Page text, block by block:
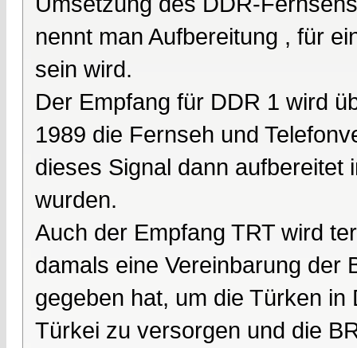
nennt man Aufbereitung , für
sein wird.
Der Empfang für DDR 1 wird
1989 die Fernseh und
dieses Signal dann
wurden.
Auch der Empfang TRT wird
damals eine Vereinbarung der
gegeben hat, um die Türken
Türkei zu versorgen und die